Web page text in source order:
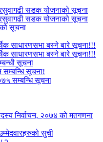
सडक योजनाको सूचना
सडक योजनाको सूचना
सूचना
साधारणसभा बस्ने बारे सूचना!!!
साधारणसभा बस्ने बारे सूचना!!!
सूचना
सम्बन्धि सूचना!
सम्बन्धि सूचना
निर्वाचन, २०७४ को मतगणना
सुची